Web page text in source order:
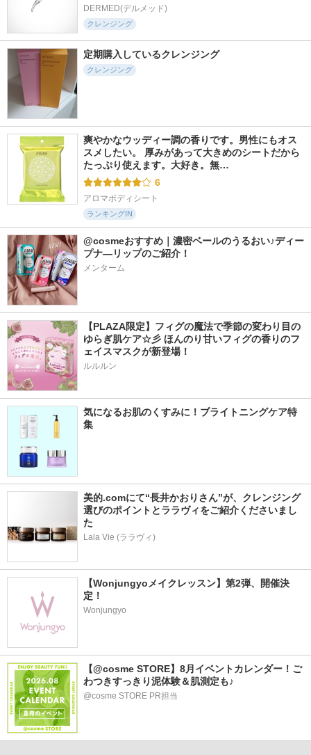
DERMED(デルメッド)
クレンジング
定期購入しているクレンジング
クレンジング
爽やかなウッディー調の香りです。男性にもオス
スメしたい。 厚みがあって大きめのシートだから
たっぷり使えます。大好き。無…
6
アロマボディシート
ランキングIN
@cosmeおすすめ｜濃密ベールのうるおい♪ディー
プナ―リップのご紹介！
メンターム
【PLAZA限定】フィグの魔法で季節の変わり目の
ゆらぎ肌ケア☆彡 ほんのり甘いフィグの香りのフ
ェイスマスクが新登場！
ルルルン
気になるお肌のくすみに！ブライトニングケア特
集
美的.comにて“長井かおりさん”が、クレンジング
選びのポイントとララヴィをご紹介くださいまし
た
Lala Vie (ララヴィ)
【Wonjungyoメイクレッスン】第2弾、開催決
定！
Wonjungyo
【@cosme STORE】8月イベントカレンダー！ご
わつきすっきり泥体験＆肌測定も♪
@cosme STORE PR担当